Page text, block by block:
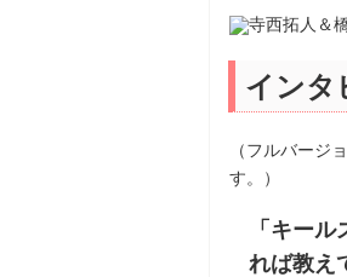
インタ
（フルバージ
す。）
「キー
れば教え